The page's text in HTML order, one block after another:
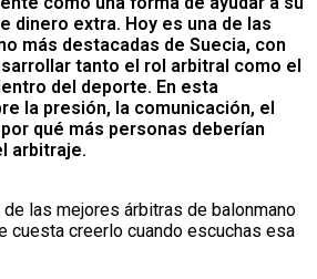
dinero extra. Hoy es una de las
más destacadas de Suecia, con
tanto el rol arbitral como el
del deporte. En esta
la presión, la comunicación, el
qué más personas deberían
arbitraje.
de las mejores árbitras de balonmano
cuesta creerlo cuando escuchas esa